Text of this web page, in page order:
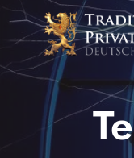
Zum
Inhalt
springen